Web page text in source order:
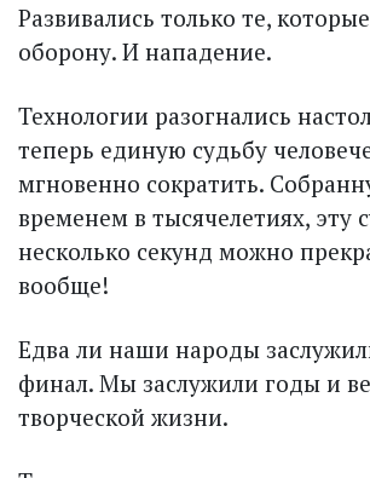
Развивались только те,
оборону. И нападение.
Технологии разогнались
теперь единую судьбу
мгновенно сократить.
временем в тысячелетиях, эту
несколько секунд можно
вообще!
Едва ли наши народы
финал. Мы заслужили годы и
творческой жизни.